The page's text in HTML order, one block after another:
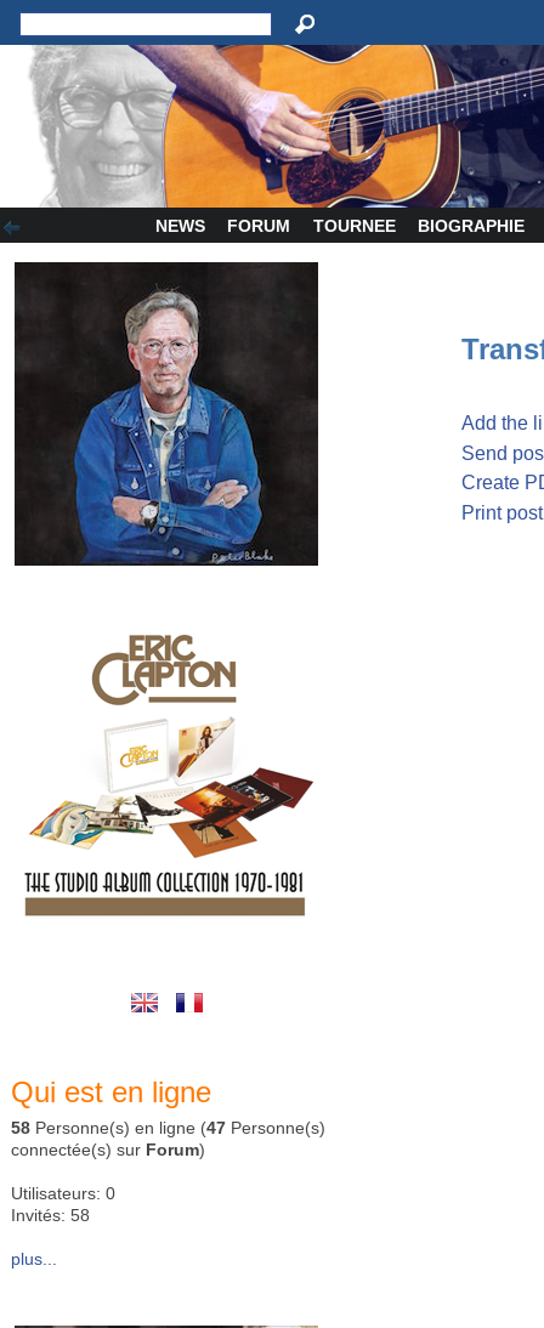
NEWS FORUM TOURNEE BIOGRAPHIE
Qui est en ligne
58 Personne(s) en ligne (47 Personne(s)
connectée(s) sur Forum)
Utilisateurs: 0
Invités: 58
plus...
Add the
Send
Create
Print post